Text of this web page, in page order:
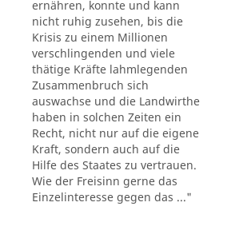
ernähren, konnte und kann
nicht ruhig zusehen, bis die
Krisis zu einem Millionen
verschlingenden und viele
thätige Kräfte lahmlegenden
Zusammenbruch sich
auswachse und die Landwirthe
haben in solchen Zeiten ein
Recht, nicht nur auf die eigene
Kraft, sondern auch auf die
Hilfe des Staates zu vertrauen.
Wie der Freisinn gerne das
Einzelinteresse gegen das ..."